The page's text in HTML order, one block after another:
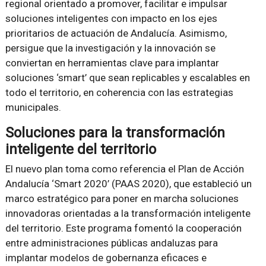
regional orientado a promover, facilitar e impulsar
soluciones inteligentes con impacto en los ejes
prioritarios de actuación de Andalucía. Asimismo,
persigue que la investigación y la innovación se
conviertan en herramientas clave para implantar
soluciones ‘smart’ que sean replicables y escalables en
todo el territorio, en coherencia con las estrategias
municipales.
Soluciones para la transformación
inteligente del territorio
El nuevo plan toma como referencia el Plan de Acción
Andalucía ‘Smart 2020’ (PAAS 2020), que estableció un
marco estratégico para poner en marcha soluciones
innovadoras orientadas a la transformación inteligente
del territorio. Este programa fomentó la cooperación
entre administraciones públicas andaluzas para
implantar modelos de gobernanza eficaces e